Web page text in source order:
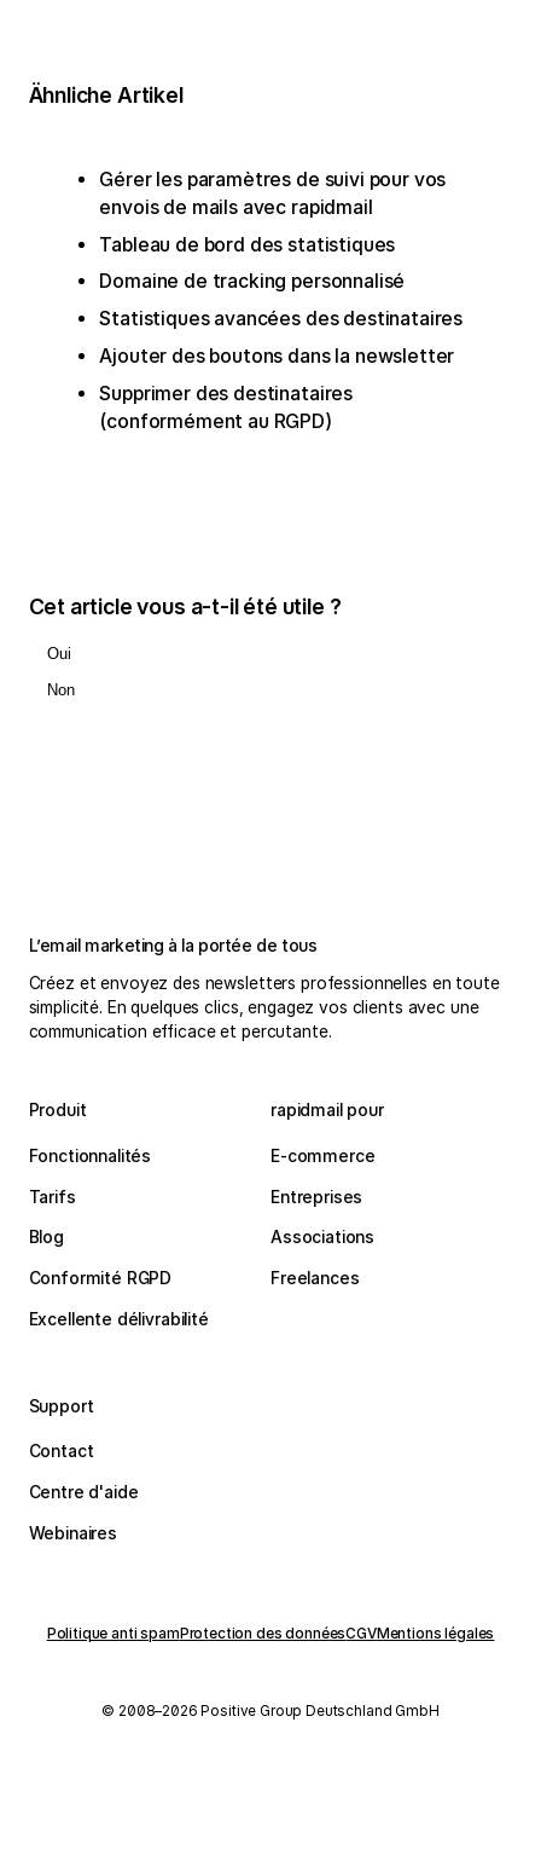
Ähnliche Artikel
Gérer les paramètres de suivi pour vos
envois de mails avec rapidmail
Tableau de bord des statistiques
Domaine de tracking personnalisé
Statistiques avancées des destinataires
Ajouter des boutons dans la newsletter
Supprimer des destinataires
(conformément au RGPD)
Cet article vous a-t-il été utile ?
Oui
Non
L’email marketing à la portée de tous
Créez et envoyez des newsletters professionnelles en toute
simplicité. En quelques clics, engagez vos clients avec une
communication efficace et percutante.
Produit
Fonctionnalités
Tarifs
Blog
Conformité RGPD
Excellente délivrabilité
rapidmail pour
E-commerce
Entreprises
Associations
Freelances
Support
Contact
Centre d'aide
Webinaires
Politique anti spam Protection des donnéesCGVMentions légales
© 2008–2026 Positive Group Deutschland GmbH